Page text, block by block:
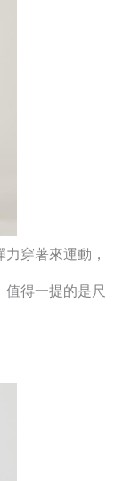
穿著來運動，
得一提的是尺